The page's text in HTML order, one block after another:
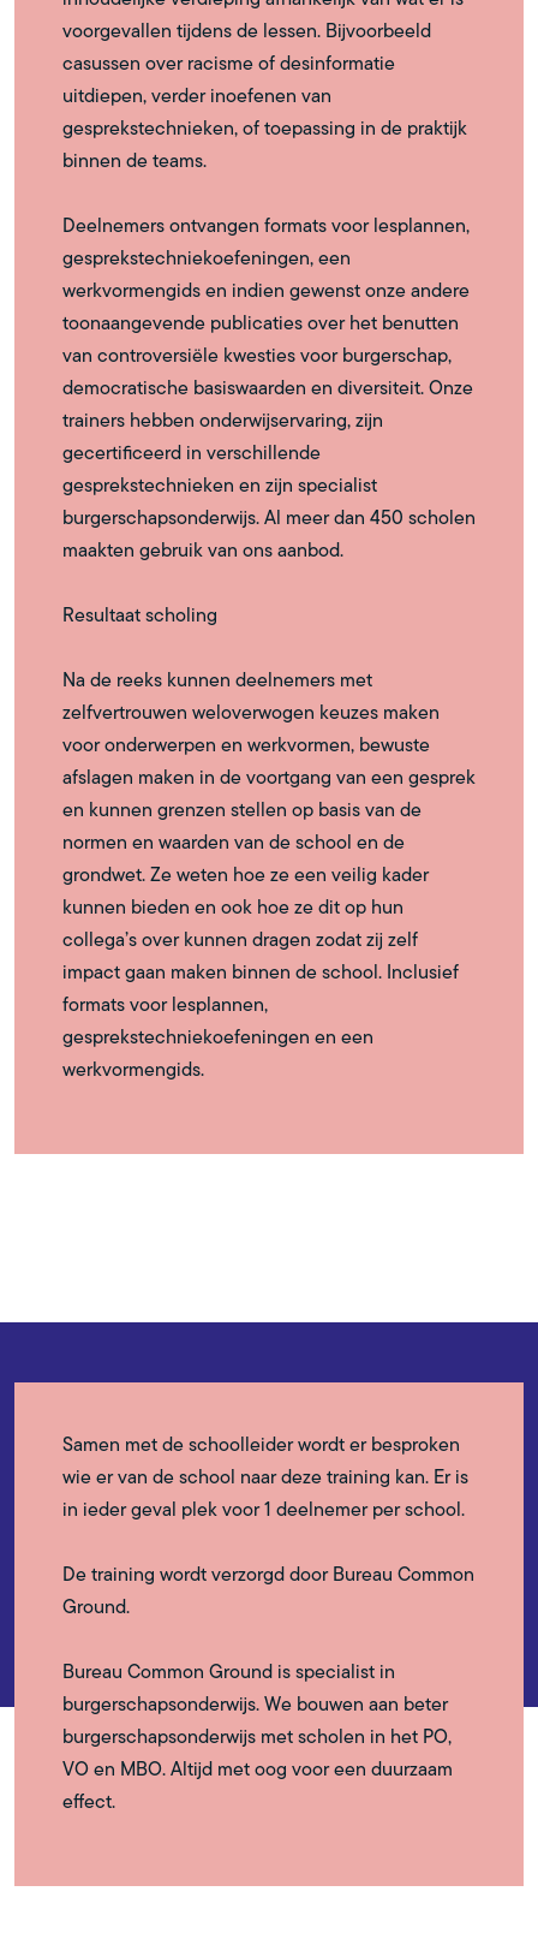
voorgevallen tijdens de lessen. Bijvoorbeeld
casussen over racisme of desinformatie
uitdiepen, verder inoefenen van
gesprekstechnieken, of toepassing in de praktijk
binnen de teams.
Deelnemers ontvangen formats voor lesplannen,
gesprekstechniekoefeningen, een
werkvormengids en indien gewenst onze andere
toonaangevende publicaties over het benutten
van controversiële kwesties voor burgerschap,
democratische basiswaarden en diversiteit. Onze
trainers hebben onderwijservaring, zijn
gecertificeerd in verschillende
gesprekstechnieken en zijn specialist
burgerschapsonderwijs. Al meer dan 450 scholen
maakten gebruik van ons aanbod.
Resultaat scholing
Na de reeks kunnen deelnemers met
zelfvertrouwen weloverwogen keuzes maken
voor onderwerpen en werkvormen, bewuste
afslagen maken in de voortgang van een gesprek
en kunnen grenzen stellen op basis van de
normen en waarden van de school en de
grondwet. Ze weten hoe ze een veilig kader
kunnen bieden en ook hoe ze dit op hun
collega’s over kunnen dragen zodat zij zelf
impact gaan maken binnen de school. Inclusief
formats voor lesplannen,
gesprekstechniekoefeningen en een
werkvormengids.
Samen met de schoolleider wordt er besproken
wie er van de school naar deze training kan. Er is
in ieder geval plek voor 1 deelnemer per school.
De training wordt verzorgd door Bureau Common
Ground.
Bureau Common Ground is specialist in
burgerschapsonderwijs. We bouwen aan beter
burgerschapsonderwijs met scholen in het PO,
VO en MBO. Altijd met oog voor een duurzaam
effect.